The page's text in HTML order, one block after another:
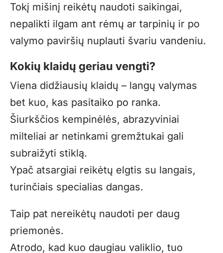
Tokį mišinį reikėtų naudoti saikingai,
nepalikti ilgam ant rėmų ar tarpinių ir po
valymo paviršių nuplauti švariu vandeniu.
Kokių klaidų geriau vengti?
Viena didžiausių klaidų – langų valymas
bet kuo, kas pasitaiko po ranka.
Šiurkščios kempinėlės, abrazyviniai
milteliai ar netinkami gremžtukai gali
subraižyti stiklą.
Ypač atsargiai reikėtų elgtis su langais,
turinčiais specialias dangas.
Taip pat nereikėtų naudoti per daug
priemonės.
Atrodo, kad kuo daugiau valiklio, tuo